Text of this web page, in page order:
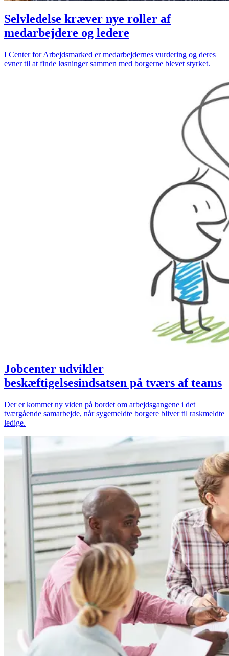
Selvledelse kræver nye roller af
medarbejdere og ledere
I Center for Arbejdsmarked er medarbejdernes vurdering og deres
evner til at finde løsninger sammen med borgerne blevet styrket.
Jobcenter udvikler
beskæftigelsesindsatsen på tværs af teams
Der er kommet ny viden på bordet om arbejdsgangene i det
tværgående samarbejde, når sygemeldte borgere bliver til raskmeldte
ledige.